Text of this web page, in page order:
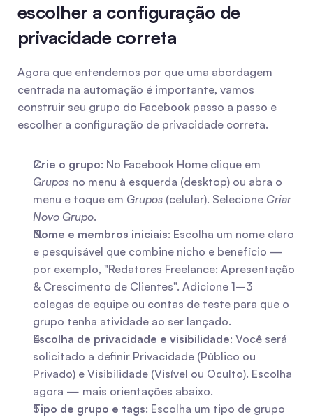
escolher a configuração de
privacidade correta
Agora que entendemos por que uma abordagem
centrada na automação é importante, vamos
construir seu grupo do Facebook passo a passo e
escolher a configuração de privacidade correta.
Crie o grupo
Grupos no menu à esquerda (desktop) ou abra o
menu e toque em Grupos (celular). Selecione Criar
Novo Grupo.
Nome e membros iniciais: Escolha um nome claro
e pesquisável que combine nicho e benefício —
por exemplo, "Redatores Freelance: Apresentação
& Crescimento de Clientes". Adicione 1–3
colegas de equipe ou contas de teste para que o
grupo tenha atividade ao ser lançado.
Escolha de privacidade e visibilidade: Você será
solicitado a definir Privacidade (Público ou
Privado) e Visibilidade (Visível ou Oculto). Escolha
agora — mais orientações abaixo.
Tipo de grupo e tags: Escolha um tipo de grupo